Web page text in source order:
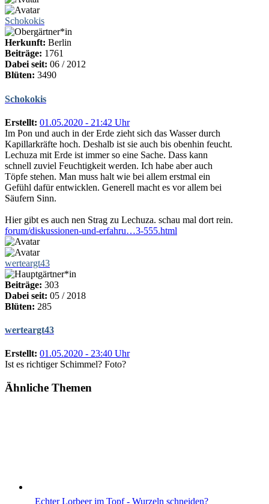
Schokokis
Herkunft: Berlin
Beiträge: 1761
Dabei seit: 06 / 2012
Blüten: 3490
Schokokis
Erstellt: 01.05.2020 - 21:42 Uhr
Im Pon und auch in der Erde zieht sich das Wasser durch
Kapillarkräfte hoch. Deshalb ist sie auch bis obenhin feucht.
Lechuza mit Erde ist immer so eine Sache. Dass kann
schnell zuviel Feuchtigkeit werden. Ich habe aber auch
Töpfe stehen. Man muss halt wie bei allem erstmal ein
Gefühl dafür entwicklen. Generell macht es vor allem bei
Säufern Sinn.
Hier gibt es auch nen Strag zu Lechuza. schau mal dort rein.
forum/diskussionen-und-erfahru…3-555.html
werteargt43
Beiträge: 303
Dabei seit: 05 / 2018
Blüten: 285
werteargt43
Erstellt: 01.05.2020 - 23:40 Uhr
Ist es richtiger Schimmel? Foto?
Ähnliche Themen
Echter Lorbeer im Topf - Wurzeln schneiden?